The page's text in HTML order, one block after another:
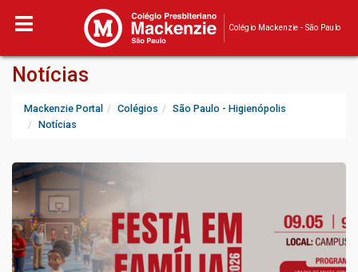
Colégio Mackenzie - São Paulo
Notícias
Mackenzie Portal Colégios
São Paulo - Higienópolis
Notícias